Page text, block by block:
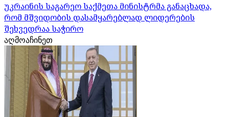
უკრაინის საგარეო საქმეთა მინისტრმა განაცხადა,
რომ მშვიდობის დასამყარებლად ლიდერების
შეხვედრაა საჭირო
აღმოაჩინეთ